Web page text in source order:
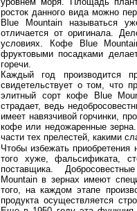
росток данного вида можно
Blue Mountain называться
отличается от оригинала.
условиях. Кофе Blue
фруктовыми посадками
горечи.
Каждый год производится
свидетельствует о том, что
элитный сорт кофе Blue
страдает, ведь
имеет навязчивой горчинки,
кофе или недожаренные
части тех прелестей, какими
Чтобы избежать приобретения
того хуже, фальсификата,
поставщика.
Mountain в зернах имеют
того, на каждом этапе
продукта осуществляется